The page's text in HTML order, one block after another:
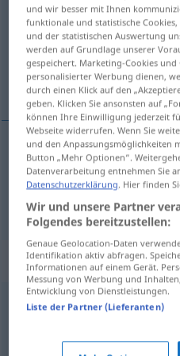
Übersicht aller
(Für mehr Details die
leysa undan frá, hjálpa
leysaundanodfrá
hjálpa viðbarnsburð
Synonyme
(jemanden) abziehen (von
herausnehmen,(jemandem
und wir besser mit Ihnen
funktionale und statistische
und der statistischen Auswertung
werden auf Grundlage unserer
gespeichert. Marketing-Cookies
personalisierter Werbung dienen,
durch einen Klick auf den
geben. Klicken Sie ansonsten auf
können Ihre Einwilligung jederzeit
Webseite widerrufen. Wenn Sie
und den Anpassungsmöglichkeiten
Button „Mehr Optionen“.
Datenverarbeitung entnehmen Sie
Datenschutzerklärung. Hier finden
Wir und unsere Partner
Folgendes bereitzustellen:
Genaue Geolocation-Daten
Identifikation aktiv abfragen.
Informationen auf einem Gerät.
Messung von Werbung und
Entwicklung von Dienstleistungen.
Liste der Partner (Lieferanten)